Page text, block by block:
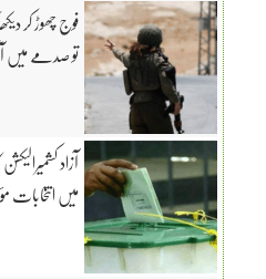
فوج چھوڑ کر
تو صدمے میں
آزاد
میں انتخابات